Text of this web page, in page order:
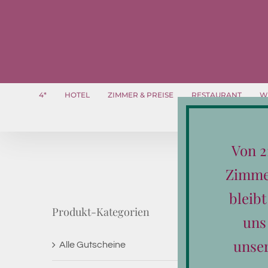
4* HOTEL ZIMMER & PREISE RESTAURANT
Produkt-Kategorien
Alle Gutscheine
Von
bleibt